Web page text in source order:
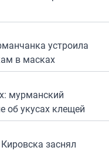
устроила
в масках
мурманский
об укусах клещей
заснял